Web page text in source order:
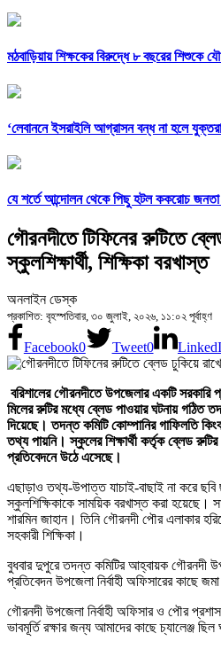
মঠবাড়িয়ায় শিক্ষকের বিরুদ্ধে ৮ বছরের শিশুকে
‘লেবাননে ইসরাইলি আগ্রাসন বন্ধ না হলে
যে শর্তে আন্দোলন থেকে পিছু হটল ককরোচ জনতা
গৌরনদীতে টিফিনের রুটিতে
স্কুলশিক্ষার্থী, শিক্ষিকা বরখাস্ত
অনলাইন ডেস্ক
প্রকাশিত: বৃহস্পতিবার, ৩০ জুলাই, ২০২৬, ১১:০২ পূর্বাহ্ণ
Facebook0 Tweet0
বরিশালের গৌরনদীতে উপজেলার একটি সরকারি
মিলের রুটির মধ্যে ব্লেড পাওয়ার ঘটনায় গঠিত
দিয়েছে। তদন্ত কমিটি কোম্পানির গাফিলতি
তথ্য পায়নি। স্কুলের শিক্ষার্থী কর্তৃক ব্লেড
প্রতিবেদনে উঠে এসেছে।
এছাড়াও তথ্য-উপাত্ত যাচাই-বাছাই না করে
স্কুলশিক্ষিকাকে সাময়িক বরখাস্ত করা হয়েছে।
শারমিন জাহান। তিনি গৌরনদী পৌর এলাকার
সহকারী শিক্ষিকা।
বুধবার দুপুরে তদন্ত কমিটির আহ্বায়ক গৌরনদী
প্রতিবেদন উপজেলা নির্বাহী অফিসারের কাছে
গৌরনদী উপজেলা নির্বাহী অফিসার ও পৌর
ভাবমূর্তি রক্ষার জন্য আমাদের কাছে চ্যালেঞ্জ